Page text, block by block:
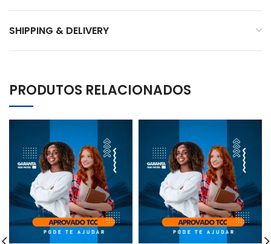
SHIPPING & DELIVERY
PRODUTOS RELACIONADOS